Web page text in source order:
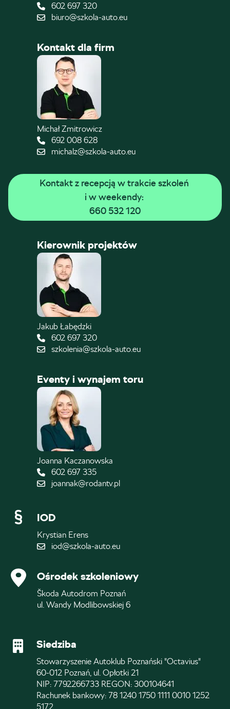
602 697 320
biuro@szkola-auto.eu
Kontakt dla firm
Michał Zmitrowicz
692 008 628
michalz@szkola-auto.eu
Kontakt z recepcją w trakcie szkoleń
i w weekendy:
660 532 120
Kierownik projektów
Jakub Łabędzki
602 697 320
szkolenia@szkola-auto.eu
Eventy i wynajem toru
Joanna Kaczanowska
602 697 335
joannak@rodantv.pl
IOD
Krystian Erens
iod@szkola-auto.eu
Ośrodek szkoleniowy
Škoda Autodrom Poznań
ul. Wandy Modlibowskiej 6
Siedziba
Stowarzyszenie Autoklub Poznański "Octavius"
60-012 Poznań, ul. Opłotki 21
NIP: 7792266733 REGON: 300104641
Rachunek bankowy: 78 1240 1750 1111 0010 1252
5172